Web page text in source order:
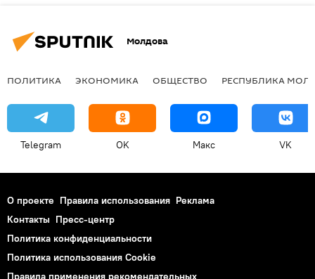
Молдова
ПОЛИТИКА ЭКОНОМИКА ОБЩЕСТВО РЕСПУБЛИКА
Telegram OK Макс VK
О проекте Правила использования Реклама
Контакты Пресс-центр
Политика конфиденциальности
Политика использования Cookie
Правила применения рекомендательных